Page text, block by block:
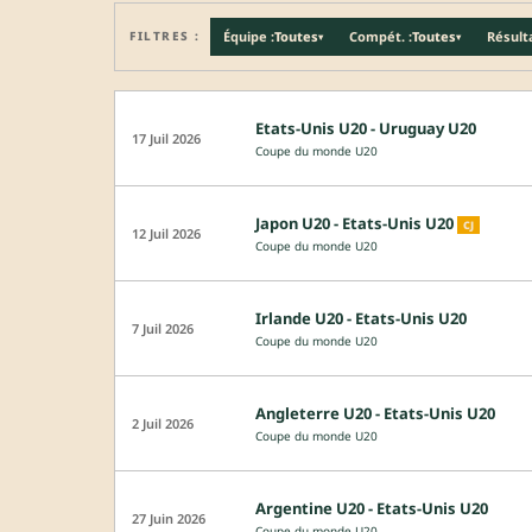
FILTRES : Équipe :Toutes▾ Compét. :Toutes▾
17 Juil 2026 Etats-Unis U20 - Uruguay U20
Coupe du monde U20
12 Juil 2026 Japon U20 - Etats-Unis U20 CJ
Coupe du monde U20
7 Juil 2026 Irlande U20 - Etats-Unis U20
Coupe du monde U20
2 Juil 2026 Angleterre U20 - Etats-Unis U20
Coupe du monde U20
27 Juin 2026 Argentine U20 - Etats-Unis U20